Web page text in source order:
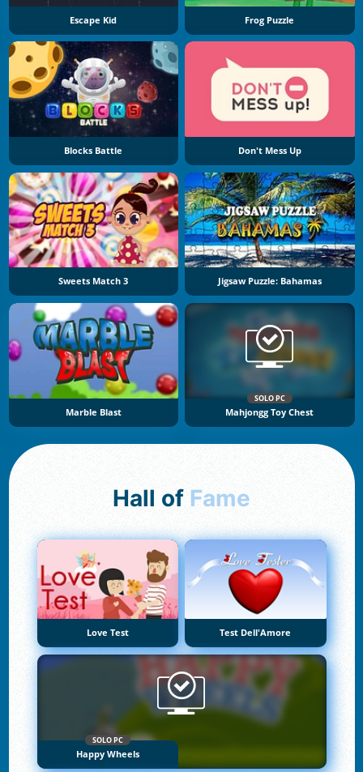
Escape Kid Frog Puzzle
Blocks Battle Don't Mess Up
Sweets Match 3 Jigsaw Puzzle: Bahamas
Marble Blast
SOLO PC
Mahjongg Toy Chest
Hall of Fame
Love Test Test Dell'Amore
SOLO PC
Happy Wheels